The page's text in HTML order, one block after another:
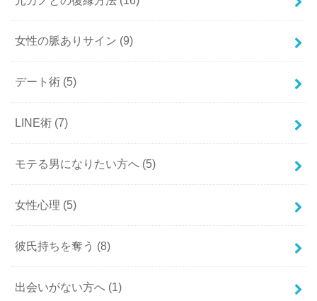
女性の脈ありサイン (9)
デート術 (5)
LINE術 (7)
モテる男になりたい方へ (5)
女性心理 (5)
彼氏持ちを奪う (8)
出会いがない方へ (1)